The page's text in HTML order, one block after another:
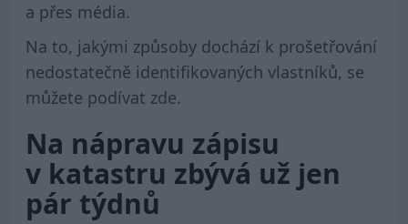
a přes média.
Na to, jakými způsoby dochází k prošetřování
nedostatečně identifikovaných vlastníků, se
můžete podívat zde.
Na nápravu zápisu
v katastru zbývá už jen
pár týdnů